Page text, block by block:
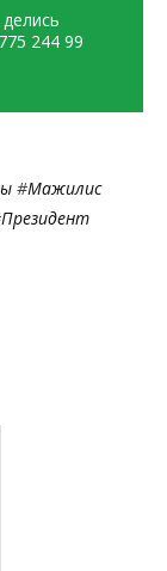
244 99
#Мажилис
Президент